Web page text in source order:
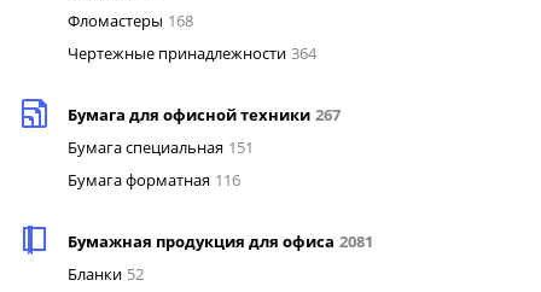
Фломастеры 168
Чертежные принадлежности 364
Бумага для офисной техники 267
Бумага специальная 151
Бумага форматная 116
Бумажная продукция для офиса 2081
Бланки 52